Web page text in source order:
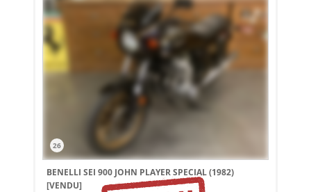
26
BENELLI SEI 900 JOHN PLAYER SPECIAL (1982)
[VENDU]